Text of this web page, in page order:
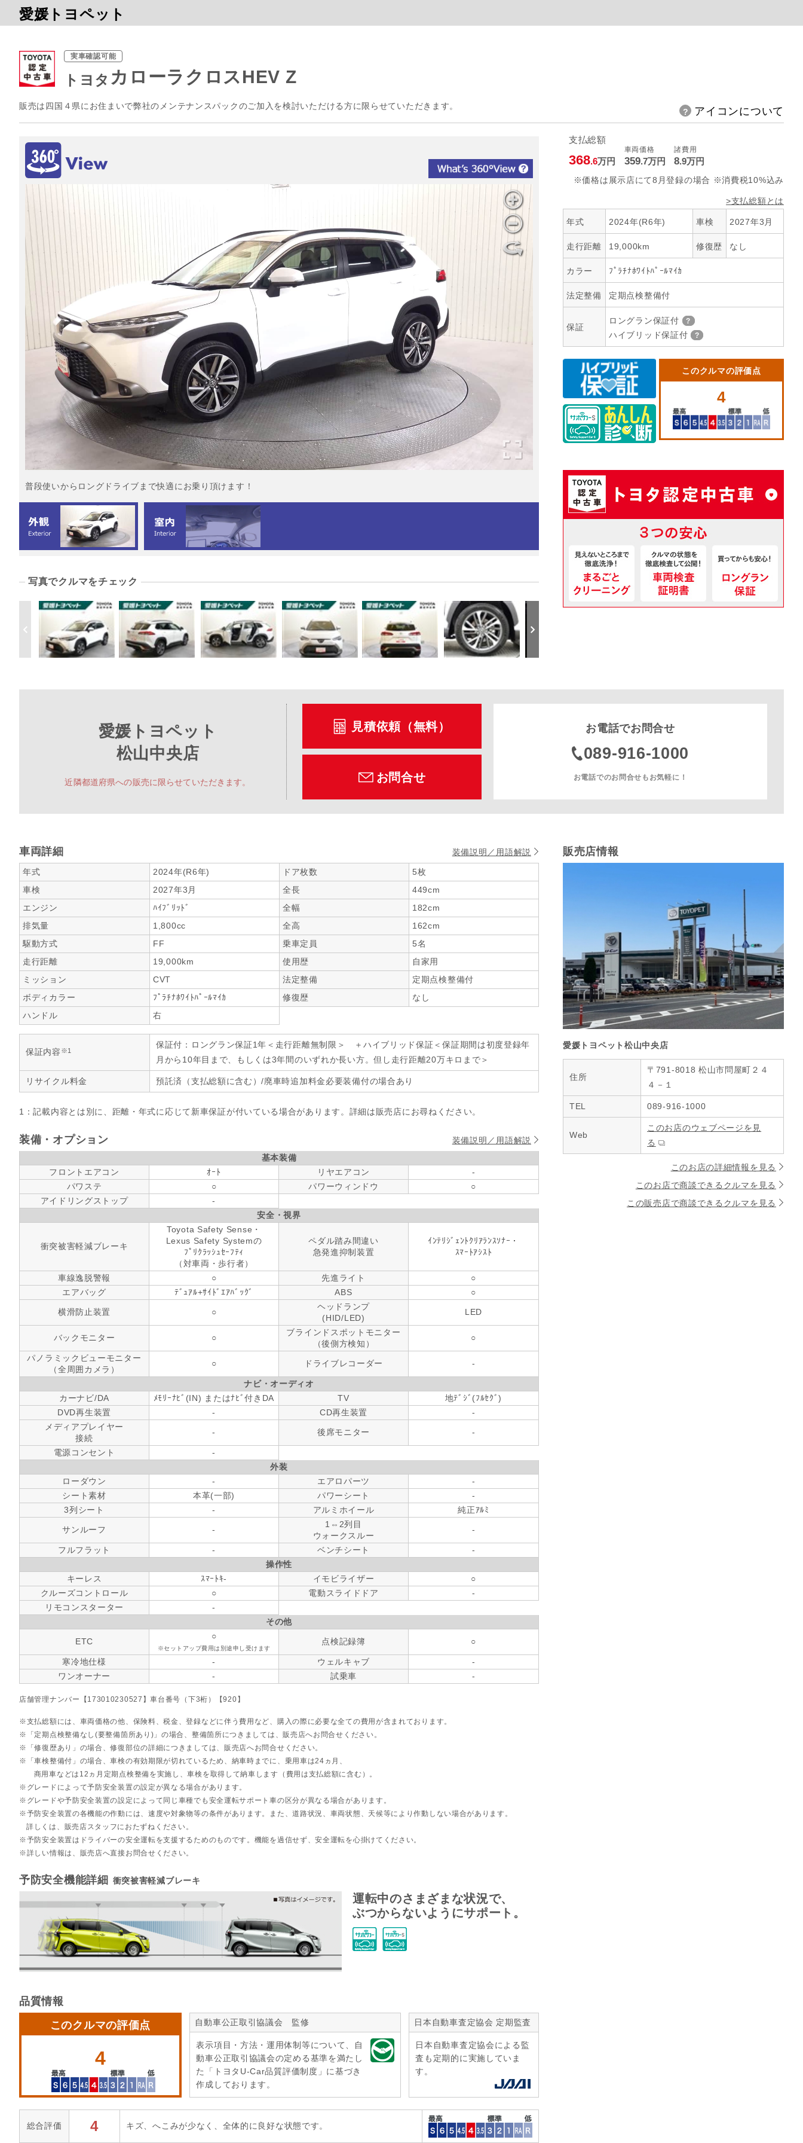
愛媛トヨペット
実車確認可能
トヨタ カローラクロスHEV Z
販売は四国４県にお住まいで弊社のメンテナンスパックのご加入を検討いただける方に限らせていただきます。
普段使いからロングドライブまで快適にお乗り頂けます！
写真でクルマをチェック
アイコンについて
支払総額
368.6万円
車両価格
359.7万円
諸費用
8.9万円
※価格は展示店にて8月登録の場合 ※消費税10%込み
>支払総額とは
年式 2024年(R6年) 車検 2027年3月
走行距離 19,000km 修復歴 なし
カラー ﾌﾟﾗﾁﾅﾎﾜｲﾄﾊﾟｰﾙﾏｲｶ
法定整備 定期点検整備付
保証
ロングラン保証付
ハイブリッド保証付
このクルマの評価点
4
愛媛トヨペット
松山中央店
近隣都道府県への販売に限らせていただきます。
見積依頼（無料）
お問合せ
お電話でお問合せ
089-916-1000
お電話でのお問合せもお気軽に！
車両詳細 装備説明／用語解説
年式 2024年(R6年) ドア枚数
5枚
車検
2027年3月 全長
449cm
エンジン
ﾊｲﾌﾞﾘｯﾄﾞ 全幅
182cm
排気量
1,800cc 全高
162cm
駆動方式
FF 乗車定員
5名
走行距離
19,000km 使用歴
自家用
ミッション
CVT 法定整備
定期点検整備付
ボディカラー
ﾌﾟﾗﾁﾅﾎﾜｲﾄﾊﾟｰﾙﾏｲｶ 修復歴
なし
ハンドル
右
保証内容 ※1
保証付：ロングラン保証1年＜走行距離無制限＞ ＋ハイブリッド保証＜保証期間は初度登録年
月から10年目まで、もしくは3年間のいずれか長い方。但し走行距離20万キロまで＞
リサイクル料金 預託済（支払総額に含む）/廃車時追加料金必要装備付の場合あり
1：記載内容とは別に、距離・年式に応じて新車保証が付いている場合があります。詳細は販売店にお尋ねください。
装備・オプション
装備説明／用語解説
基本装備
フロントエアコン
ｵｰﾄ リヤエアコン
-
パワステ
○ パワーウィンドウ
○
アイドリングストップ
-
安全・視界
衝突被害軽減ブレーキ
Toyota Safety Sense・
Lexus Safety Systemの
ﾌﾟﾘｸﾗｯｼｭｾｰﾌﾃｨ
（対車両・歩行者）
ペダル踏み間違い
急発進抑制装置
ｲﾝﾃﾘｼﾞｪﾝﾄｸﾘｱﾗﾝｽｿﾅｰ・
ｽﾏｰﾄｱｼｽﾄ
車線逸脱警報 ○ 先進ライト
○
エアバッグ
ﾃﾞｭｱﾙ+ｻｲﾄﾞｴｱﾊﾞｯｸﾞ ABS ○
横滑防止装置 ○
ヘッドランプ
(HID/LED)
LED
バックモニター ○
ブラインドスポットモニター
（後側方検知）
○
パノラミックビューモニター
（全周囲カメラ）
○ ドライブレコーダー -
ナビ・オーディオ
カーナビ/DA
ﾒﾓﾘｰﾅﾋﾞ(IN) またはﾅﾋﾞ付きDA TV
地ﾃﾞｼﾞ(ﾌﾙｾｸﾞ)
DVD再生装置
- CD再生装置
-
メディアプレイヤー
接続
- 後席モニター -
電源コンセント
-
外装
ローダウン
- エアロパーツ
-
シート素材
本革(一部) パワーシート
-
3列シート
- アルミホイール 純正ｱﾙﾐ
サンルーフ -
1⇔2列目
ウォークスルー
-
フルフラット - ベンチシート
-
操作性
キーレス
ｽﾏｰﾄｷ- イモビライザー
○
クルーズコントロール
○ 電動スライドドア
-
リモコンスターター
-
その他
ETC
○
※セットアップ費用は別途申し受けます
点検記録簿 ○
寒冷地仕様 - ウェルキャブ
-
ワンオーナー
- 試乗車 -
店舗管理ナンバー【173010230527】車台番号（下3桁）【920】
支払総額には、車両価格の他、保険料、税金、登録などに伴う費用など、購入の際に必要な全ての費用が含まれております。
「定期点検整備なし(要整備箇所あり)」の場合、整備箇所につきましては、販売店へお問合せください。
「修復歴あり」の場合、修復部位の詳細につきましては、販売店へお問合せください。
「車検整備付」の場合、車検の有効期限が切れているため、納車時までに、乗用車は24ヵ月、
商用車などは12ヵ月定期点検整備を実施し、車検を取得して納車します（費用は支払総額に含む）。
グレードによって予防安全装置の設定が異なる場合があります。
グレードや予防安全装置の設定によって同じ車種でも安全運転サポート車の区分が異なる場合があります。
予防安全装置の各機能の作動には、速度や対象物等の条件があります。また、道路状況、車両状態、天候等により作動しない場合があります。
詳しくは、販売店スタッフにおたずねください。
予防安全装置はドライバーの安全運転を支援するためのものです。機能を過信せず、安全運転を心掛けてください。
詳しい情報は、販売店へ直接お問合せください。
予防安全機能詳細 衝突被害軽減ブレーキ
運転中のさまざまな状況で、
ぶつからないようにサポート。
品質情報
このクルマの評価点
4
自動車公正取引協議会 監修
表示項目・方法・運用体制等について、自
動車公正取引協議会の定める基準を満たし
た「トヨタU-Car品質評価制度」に基づき
作成しております。
日本自動車査定協会 定期監査
日本自動車査定協会による監
査も定期的に実施していま
す。
総合評価 4 キズ、へこみが少なく、全体的に良好な状態です。
販売店情報
愛媛トヨペット松山中央店
住所
〒791-8018 松山市問屋町２４
４－１
TEL 089-916-1000
Web
このお店のウェブページを見
る
このお店の詳細情報を見る
このお店で商談できるクルマを見る
この販売店で商談できるクルマを見る